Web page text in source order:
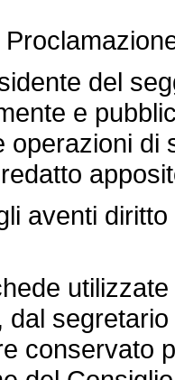
del
e
operazioni di
aventi diritto
utilizzate
dal
conservato